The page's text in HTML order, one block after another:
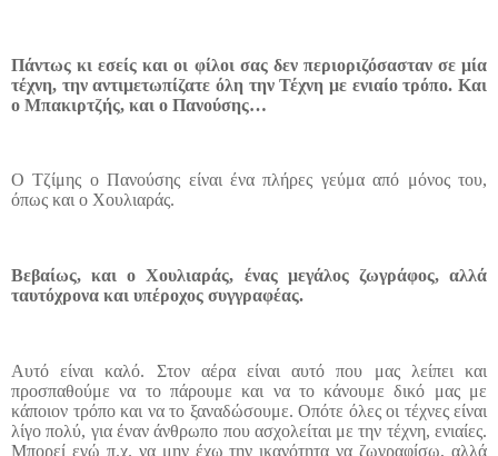
Πάντως κι εσείς και οι φίλοι σας δεν περιοριζόσασταν σε μία
τέχνη, την αντιμετωπίζατε όλη την Τέχνη με ενιαίο τρόπο. Και
ο Μπακιρτζής, και ο Πανούσης…
Ο Τζίμης ο Πανούσης είναι ένα πλήρες γεύμα από μόνος του,
όπως και ο Χουλιαράς.
Βεβαίως, και ο Χουλιαράς, ένας μεγάλος ζωγράφος, αλλά
ταυτόχρονα και υπέροχος συγγραφέας.
Αυτό είναι καλό. Στον αέρα είναι αυτό που μας λείπει και
προσπαθούμε να το πάρουμε και να το κάνουμε δικό μας με
κάποιον τρόπο και να το ξαναδώσουμε. Οπότε όλες οι τέχνες είναι
λίγο πολύ, για έναν άνθρωπο που ασχολείται με την τέχνη, ενιαίες.
Μπορεί εγώ π.χ. να μην έχω την ικανότητα να ζωγραφίσω, αλλά